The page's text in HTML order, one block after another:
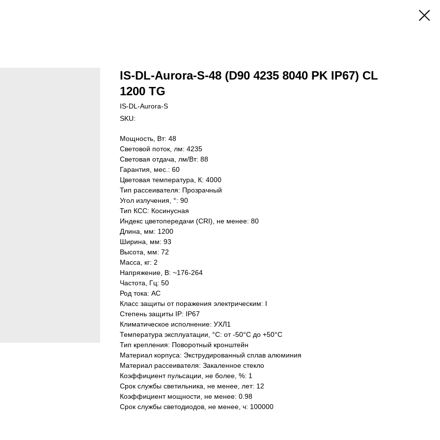
IS-DL-Aurora-S-48 (D90 4235 8040 PK IP67) CL
1200 TG
IS-DL-Aurora-S
SKU:
Мощность, Вт: 48
Световой поток, лм: 4235
Световая отдача, лм/Вт: 88
Гарантия, мес.: 60
Цветовая температура, К: 4000
Тип рассеивателя: Прозрачный
Угол излучения, °: 90
Тип КСС: Косинусная
Индекс цветопередачи (CRI), не менее: 80
Длина, мм: 1200
Ширина, мм: 93
Высота, мм: 72
Масса, кг: 2
Напряжение, В: ~176-264
Частота, Гц: 50
Род тока: AC
Класс защиты от поражения электрическим: I
Степень защиты IP: IP67
Климатическое исполнение: УХЛ1
Температура эксплуатации, °С: от -50°C до +50°C
Тип крепления: Поворотный кронштейн
Материал корпуса: Экструдированный сплав алюминия
Материал рассеивателя: Закаленное стекло
Коэффициент пульсации, не более, %: 1
Срок службы светильника, не менее, лет: 12
Коэффициент мощности, не менее: 0.98
Срок службы светодиодов, не менее, ч: 100000